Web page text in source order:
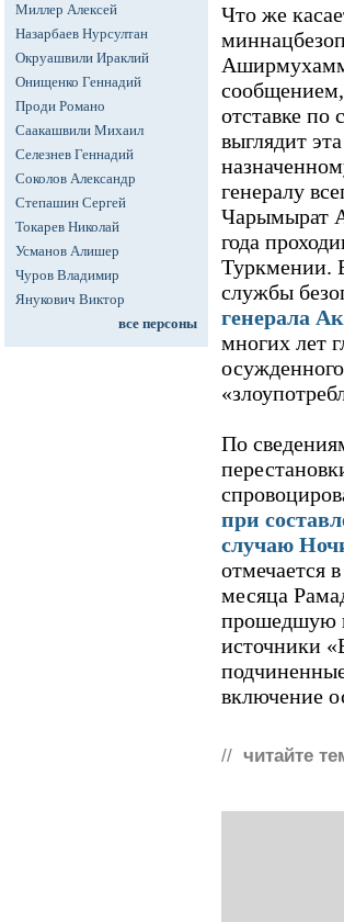
Миллер Алексей
Назарбаев Нурсултан
Окруашвили Ираклий
Онищенко Геннадий
Проди Романо
Саакашвили Михаил
Селезнев Геннадий
Соколов Александр
Степашин Сергей
Токарев Николай
Усманов Алишер
Чуров Владимир
Янукович Виктор
все персоны
Что же
сообщением,
отставке по
выглядит
генералу
Чарымырат
года
Туркмении.
службы
генерала
многих лет
По
при
случаю
отмечается
месяца
прошедшую
источники
включение
// читайте